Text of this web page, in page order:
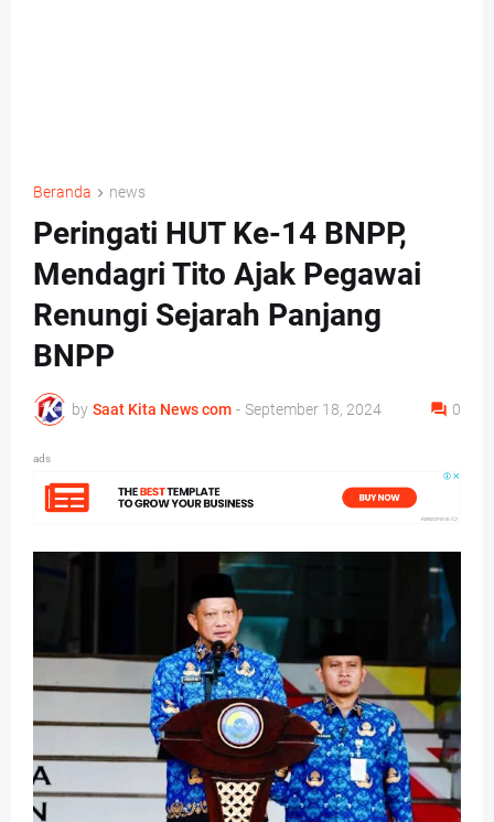
Beranda news
Peringati HUT Ke-14 BNPP,
Mendagri Tito Ajak Pegawai
Renungi Sejarah Panjang
BNPP
by Saat Kita News com - September 18, 2024 0
ads